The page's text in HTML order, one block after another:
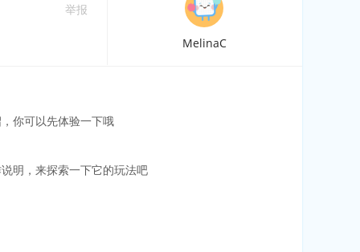
举报
MelinaC
你可以先体验一下哦
明，来探索一下它的玩法吧